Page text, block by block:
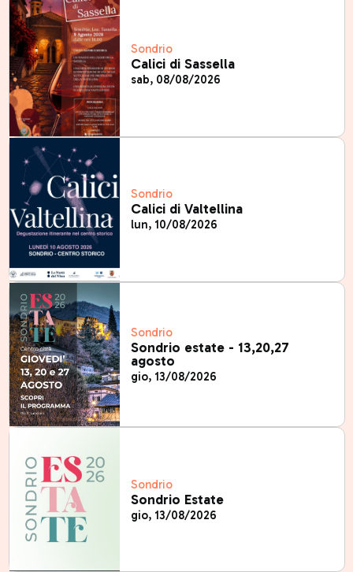
Sondrio
Calici di Sassella
sab, 08/08/2026
Sondrio
Calici di Valtellina
lun, 10/08/2026
Sondrio
Sondrio estate - 13,20,27
agosto
gio, 13/08/2026
Sondrio
Sondrio Estate
gio, 13/08/2026